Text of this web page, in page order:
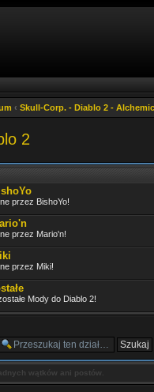
‹ Skull-Corp. - Diablo 2 - Alchemic
2
przez BishoYo!
przez Mario'n!
przez Miki!
Mody do Diablo 2!
wątków ani postów.